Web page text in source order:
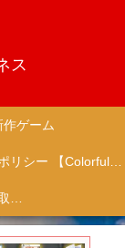
ス
作ゲーム
プライバシーポリシー 【Colorful Creation】
特定商取引法に基づく表記（商取引に関する開示）